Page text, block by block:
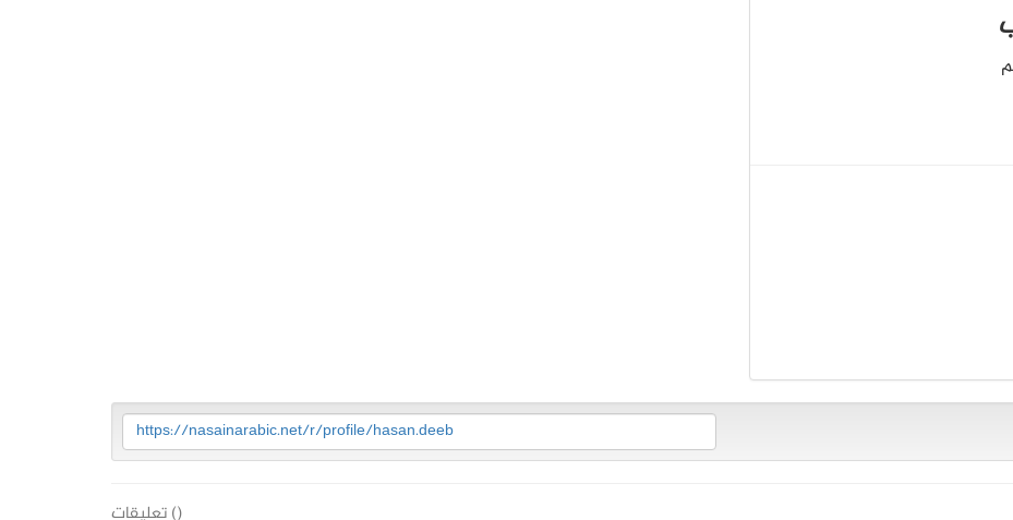
https://nasainarabic.net/r/profile/hasan.deeb
() تعليقات